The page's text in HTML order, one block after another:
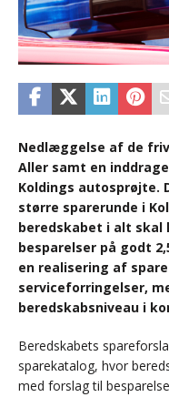
Nedlæggelse af de
Aller samt en
Koldings autosprøjte.
større sparerunde i
beredskabet i alt
besparelser på godt
en realisering af
serviceforringelser,
beredskabsniveau i
Beredskabets
sparekatalog, hvor
med forslag til